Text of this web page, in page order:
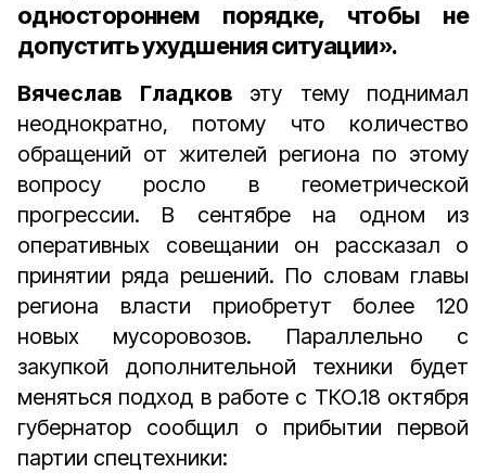
одностороннем порядке, чтобы не
допустить ухудшения ситуации».
Вячеслав Гладков эту тему поднимал
неоднократно, потому что количество
обращений от жителей региона по этому
вопросу росло в геометрической
прогрессии. В сентябре на одном из
оперативных совещании он рассказал о
принятии ряда решений. По словам главы
региона власти приобретут более 120
новых мусоровозов. Параллельно с
закупкой дополнительной техники будет
меняться подход в работе с ТКО.18 октября
губернатор сообщил о прибытии первой
партии спецтехники: